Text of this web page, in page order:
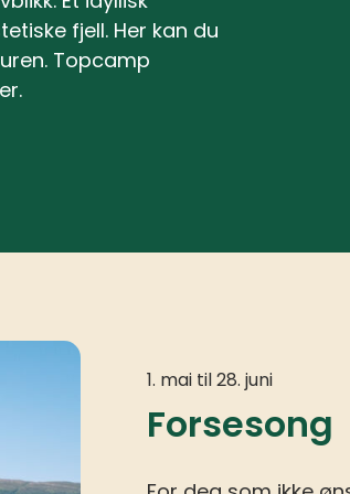
fjell. Her kan du
Topcamp
1. mai til 28. juni
Forsesong